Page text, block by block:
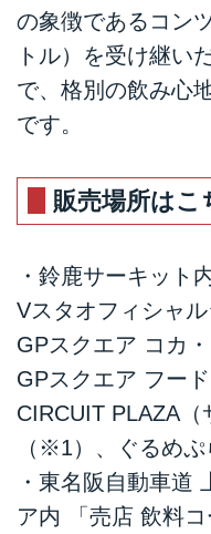
の象徴であるコン
トル）を受け継い
で、格別の飲み心
です。
販売場所はこ
・鈴鹿サーキット
Vスタオフィシャ
GPスクエア コカ
GPスクエア フー
CIRCUIT PLAZA（
（※1）、ぐるめ
・東名阪自動車道
ア内 「売店 飲料コ